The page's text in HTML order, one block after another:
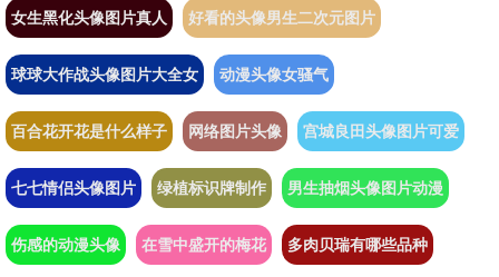
女生黑化头像图片真人 好看的头像男生二次元图片
球球大作战头像图片大全女 动漫头像女骚气
百合花开花是什么样子 网络图片头像 宫城良田头像图片可爱
七七情侣头像图片 绿植标识牌制作 男生抽烟头像图片动漫
伤感的动漫头像 在雪中盛开的梅花 多肉贝瑞有哪些品种